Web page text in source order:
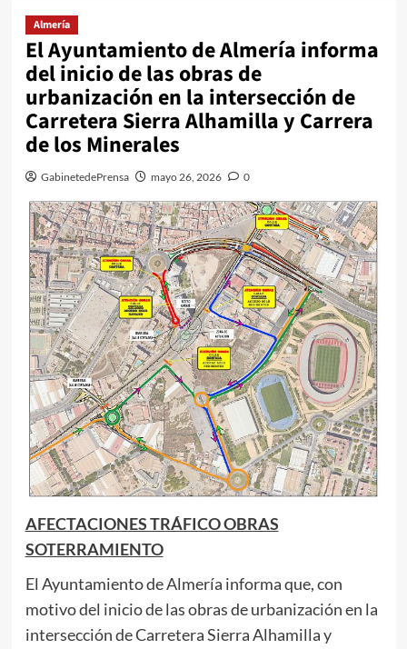
Almería
El Ayuntamiento de Almería informa
del inicio de las obras de
urbanización en la intersección de
Carretera Sierra Alhamilla y Carrera
de los Minerales
GabinetedePrensa mayo 26, 2026 0
AFECTACIONES TRÁFICO OBRAS
SOTERRAMIENTO
El Ayuntamiento de Almería informa que, con
motivo del inicio de las obras de urbanización en la
intersección de Carretera Sierra Alhamilla y